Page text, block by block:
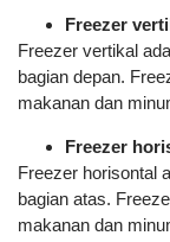
Freezer
Freezer vertikal
bagian depan.
makanan dan
Freezer
Freezer horisontal
bagian atas.
makanan dan